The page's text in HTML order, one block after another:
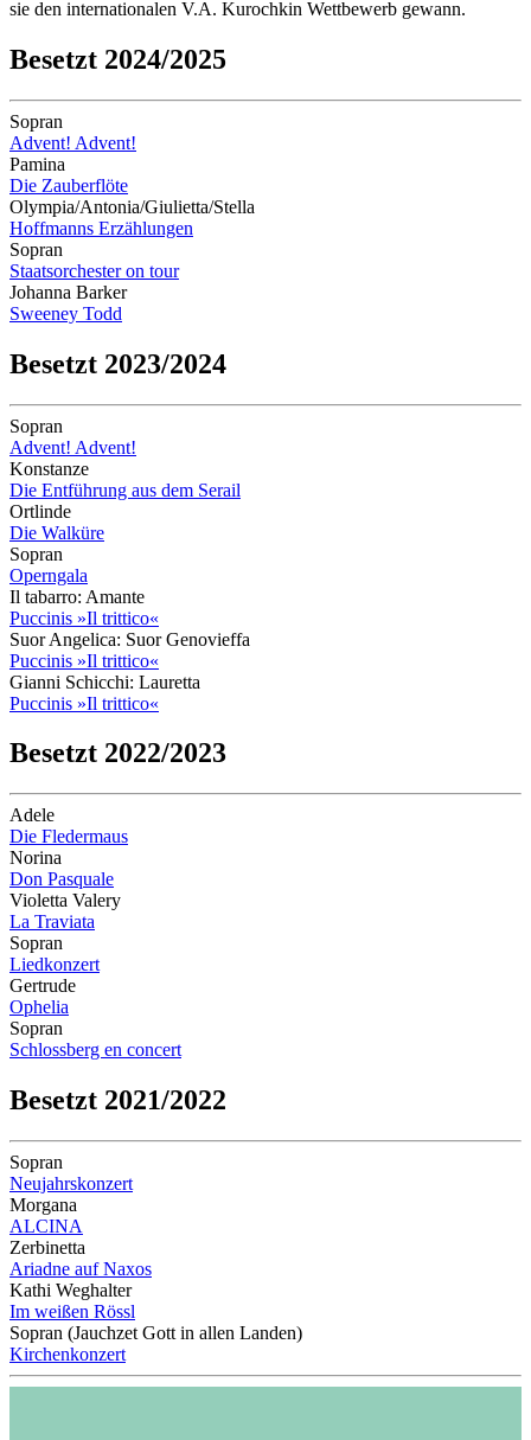
sie den internationalen V.A. Kurochkin Wettbewerb gewann.
Besetzt 2024/2025
Sopran
Advent! Advent!
Pamina
Die Zauberflöte
Olympia/Antonia/Giulietta/Stella
Hoffmanns Erzählungen
Sopran
Staatsorchester on tour
Johanna Barker
Sweeney Todd
Besetzt 2023/2024
Sopran
Advent! Advent!
Konstanze
Die Entführung aus dem Serail
Ortlinde
Die Walküre
Sopran
Operngala
Il tabarro: Amante
Puccinis »Il trittico«
Suor Angelica: Suor Genovieffa
Puccinis »Il trittico«
Gianni Schicchi: Lauretta
Puccinis »Il trittico«
Besetzt 2022/2023
Adele
Die Fledermaus
Norina
Don Pasquale
Violetta Valery
La Traviata
Sopran
Liedkonzert
Gertrude
Ophelia
Sopran
Schlossberg en concert
Besetzt 2021/2022
Sopran
Neujahrskonzert
Morgana
ALCINA
Zerbinetta
Ariadne auf Naxos
Kathi Weghalter
Im weißen Rössl
Sopran (Jauchzet Gott in allen Landen)
Kirchenkonzert